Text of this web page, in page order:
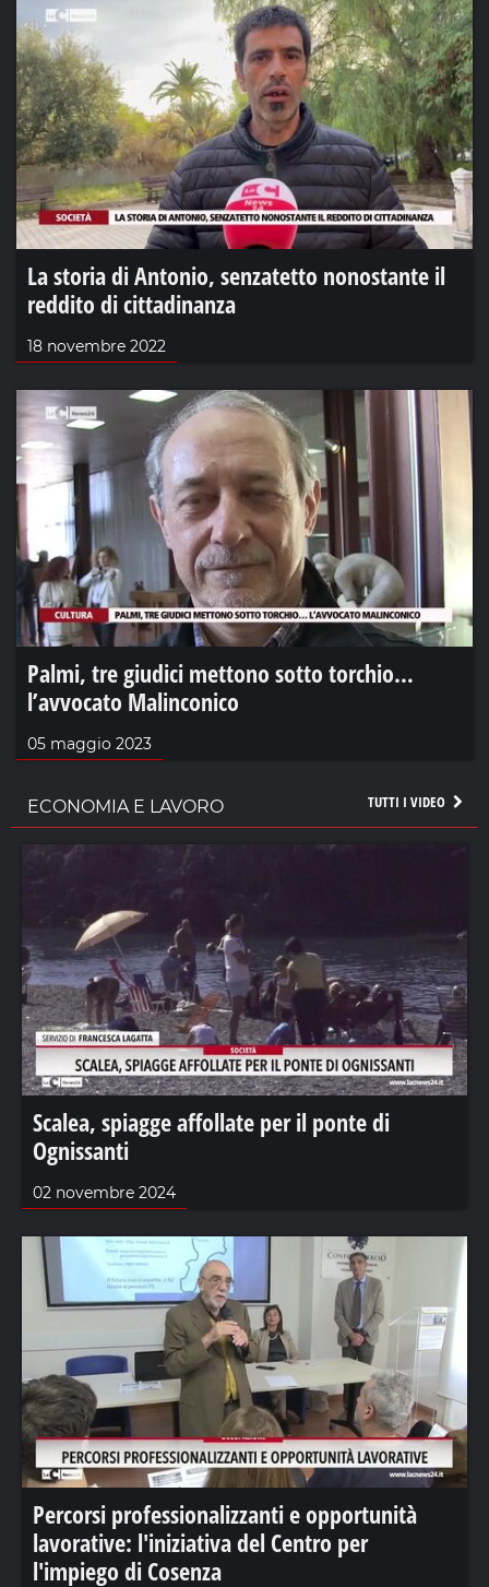
La storia di Antonio, senzatetto nonostante il
reddito di cittadinanza
18 novembre 2022
Palmi, tre giudici mettono sotto torchio…
l’avvocato Malinconico
05 maggio 2023
TUTTI I VIDEO
ECONOMIA E LAVORO
Scalea, spiagge affollate per il ponte di
Ognissanti
02 novembre 2024
Percorsi professionalizzanti e opportunità
lavorative: l'iniziativa del Centro per
l'impiego di Cosenza